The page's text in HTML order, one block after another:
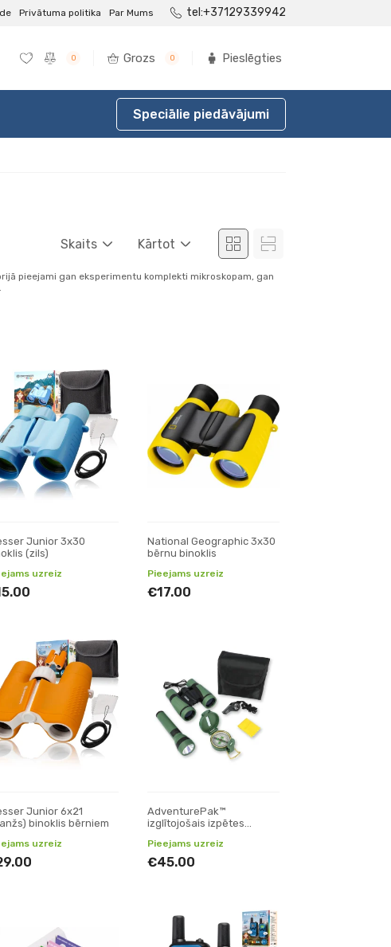
Privātuma politika Par Mums tel:+37129339942
0 Grozs 0 Pieslēgties
Speciālie piedāvājumi
Skaits Kārtot
pieejami gan eksperimentu komplekti mikroskopam, gan
Junior 3x30
(zils)
uzreiz
National Geographic 3x30
bērnu binoklis
Pieejams uzreiz
€17.00
Junior 6x21
binoklis bērniem
uzreiz
AdventurePak™
izglītojošais izpētes
Pieejams uzreiz
€45.00